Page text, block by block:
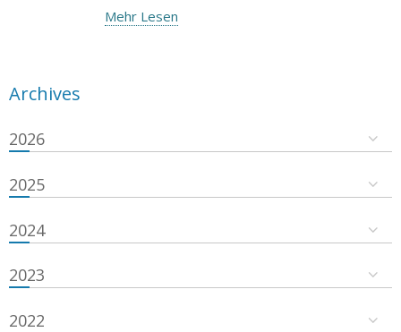
Mehr Lesen
Archives
2026
2025
2024
2023
2022